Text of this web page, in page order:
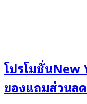
โปรโมชั่นNew
ของแถมส่วนล